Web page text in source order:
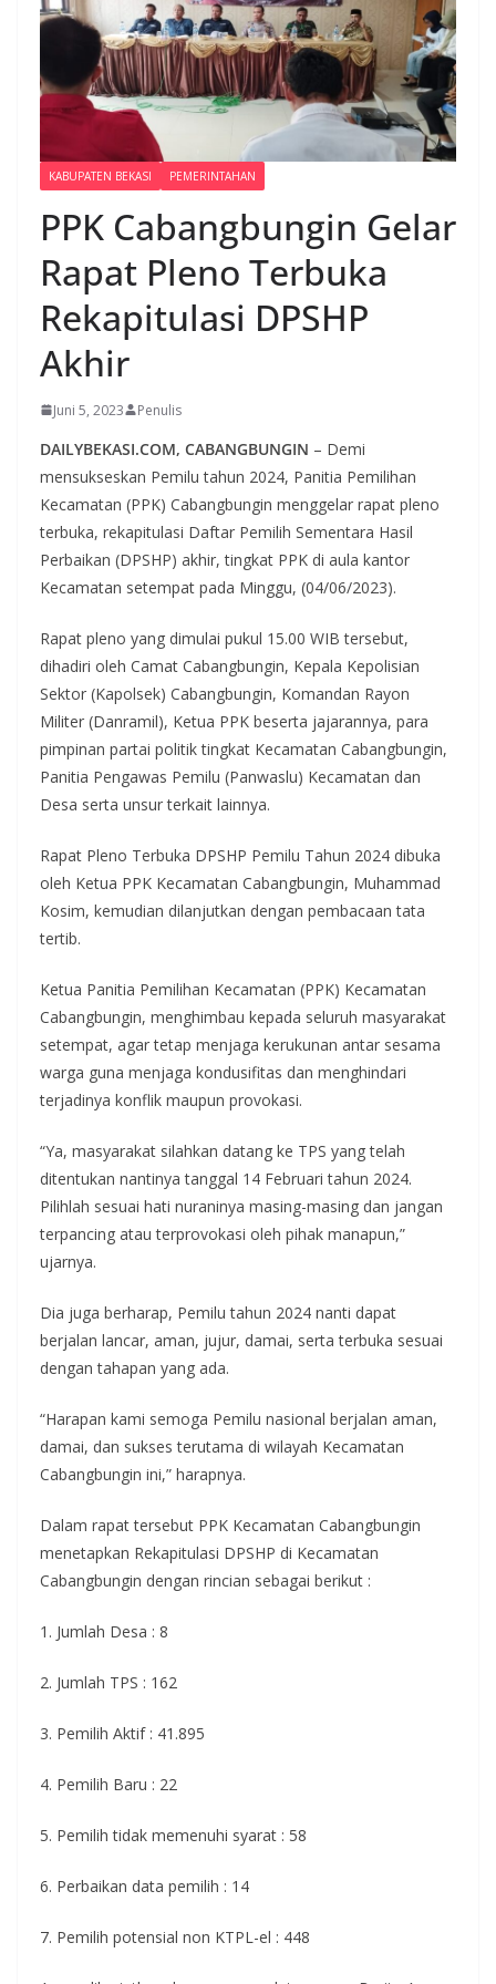
KABUPATEN BEKASI PEMERINTAHAN
PPK Cabangbungin Gelar
Rapat Pleno Terbuka
Rekapitulasi DPSHP
Akhir
Juni 5, 2023 Penulis
DAILYBEKASI.COM, CABANGBUNGIN – Demi
mensukseskan Pemilu tahun 2024, Panitia Pemilihan
Kecamatan (PPK) Cabangbungin menggelar rapat pleno
terbuka, rekapitulasi Daftar Pemilih Sementara Hasil
Perbaikan (DPSHP) akhir, tingkat PPK di aula kantor
Kecamatan setempat pada Minggu, (04/06/2023).
Rapat pleno yang dimulai pukul 15.00 WIB tersebut,
dihadiri oleh Camat Cabangbungin, Kepala Kepolisian
Sektor (Kapolsek) Cabangbungin, Komandan Rayon
Militer (Danramil), Ketua PPK beserta jajarannya, para
pimpinan partai politik tingkat Kecamatan Cabangbungin,
Panitia Pengawas Pemilu (Panwaslu) Kecamatan dan
Desa serta unsur terkait lainnya.
Rapat Pleno Terbuka DPSHP Pemilu Tahun 2024 dibuka
oleh Ketua PPK Kecamatan Cabangbungin, Muhammad
Kosim, kemudian dilanjutkan dengan pembacaan tata
tertib.
Ketua Panitia Pemilihan Kecamatan (PPK) Kecamatan
Cabangbungin, menghimbau kepada seluruh masyarakat
setempat, agar tetap menjaga kerukunan antar sesama
warga guna menjaga kondusifitas dan menghindari
terjadinya konflik maupun provokasi.
“Ya, masyarakat silahkan datang ke TPS yang telah
ditentukan nantinya tanggal 14 Februari tahun 2024.
Pilihlah sesuai hati nuraninya masing-masing dan jangan
terpancing atau terprovokasi oleh pihak manapun,”
ujarnya.
Dia juga berharap, Pemilu tahun 2024 nanti dapat
berjalan lancar, aman, jujur, damai, serta terbuka sesuai
dengan tahapan yang ada.
“Harapan kami semoga Pemilu nasional berjalan aman,
damai, dan sukses terutama di wilayah Kecamatan
Cabangbungin ini,” harapnya.
Dalam rapat tersebut PPK Kecamatan Cabangbungin
menetapkan Rekapitulasi DPSHP di Kecamatan
Cabangbungin dengan rincian sebagai berikut :
1. Jumlah Desa : 8
2. Jumlah TPS : 162
3. Pemilih Aktif : 41.895
4. Pemilih Baru : 22
5. Pemilih tidak memenuhi syarat : 58
6. Perbaikan data pemilih : 14
7. Pemilih potensial non KTPL-el : 448